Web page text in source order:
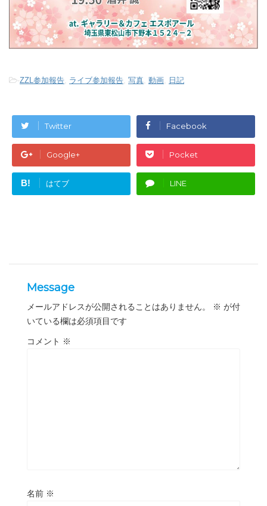
-ZZL参加報告 ライブ参加報告 写真 動画 日記
Twitter Facebook
Google+ Pocket
B! はてブ LINE
Message
メールアドレスが公開されることはありません。 ※ が付
いている欄は必須項目です
コメント ※
名前 ※